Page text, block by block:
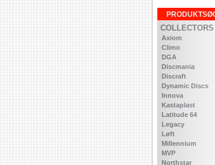
Axiom
Climo
DGA
Discmania
Discraft
Dynamic Discs
Innova
Kastaplast
Latitude 64
Legacy
Løft
Millennium
MVP
Northstar